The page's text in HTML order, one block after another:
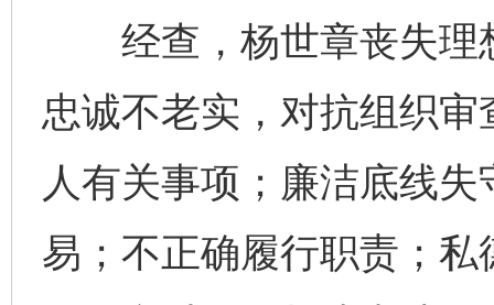
经查，杨世章丧失理
忠诚不老实，对抗组织
人有关事项；廉洁底线
易；不正确履行职责；